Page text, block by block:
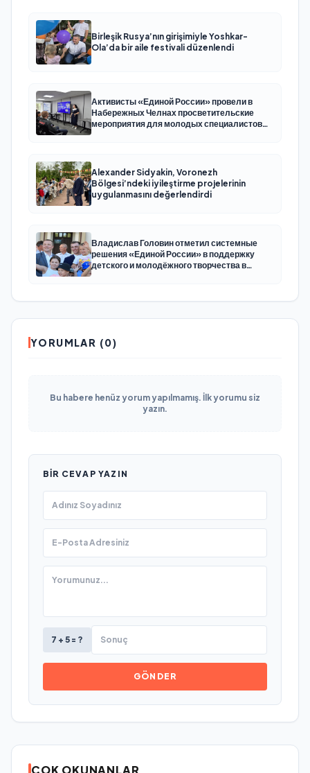
Birleşik Rusya’nın girişimiyle Yoshkar-
Ola’da bir aile festivali düzenlendi
Активисты «Единой России» провели в
Набережных Челнах просветительские
мероприятия для молодых специалистов
Alexander Sidyakin, Voronezh
Bölgesi’ndeki iyileştirme projelerinin
uygulanmasını değerlendirdi
Владислав Головин отметил системные
решения «Единой России» в поддержку
детского и молодёжного творчества в
YORUMLAR (0)
Bu habere henüz yorum yapılmamış. İlk yorumu siz
yazın.
BIR CEVAP YAZIN
7 + 5 = ?
GÖNDER
ÇOK OKUNANLAR